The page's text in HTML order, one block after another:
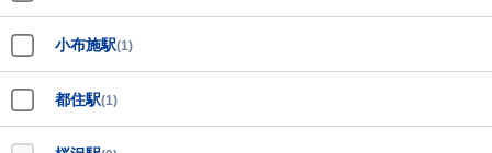
小布施駅(1)
都住駅(1)